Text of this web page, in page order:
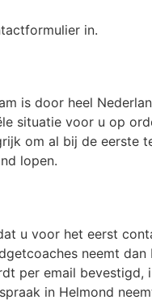
in.
is door heel
situatie voor u op
om al bij de eerste
lopen.
u voor het eerst
neemt
per email
in Helmond